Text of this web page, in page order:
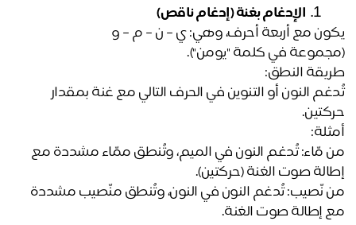
الإدغام بغنة (إدغام ناقص)
مع أربعة أحرف، وهي: ي – ن – م – و
في كلمة "يومن").
النطق:
تُدغم النون أو التنوين في الحرف التالي مع غنة بمقدار
من مّاء: تُدغم النون في الميم، وتُنطق ممّاء مشددة مع
صوت الغنة (حركتين).
من نّصيب: تُدغم النون في النون، وتُنطق منّصيب مشددة
إطالة صوت الغنة.